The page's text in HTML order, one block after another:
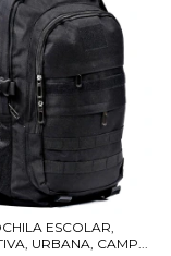
ESCOLAR,
URBANA, CAMP...